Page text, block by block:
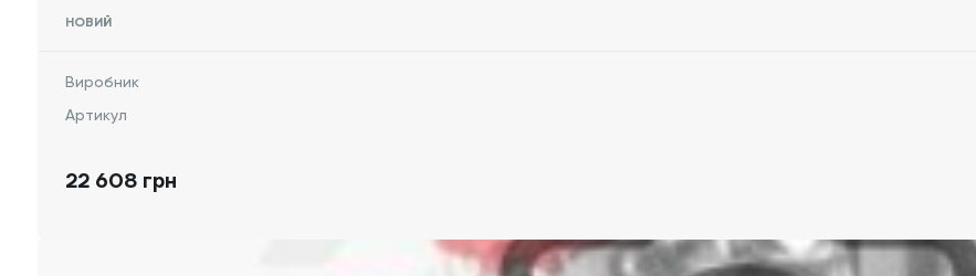
НОВИЙ
Виробник
Артикул
22 608 грн